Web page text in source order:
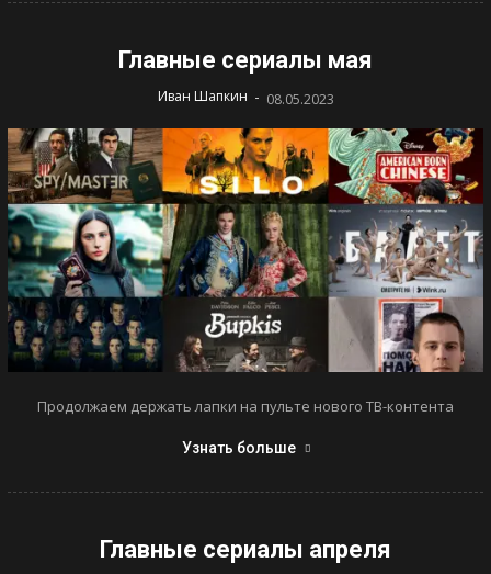
Главные сериалы мая
Иван Шапкин - 08.05.2023
Продолжаем держать лапки на пульте нового ТВ-контента
Узнать больше
Главные сериалы апреля